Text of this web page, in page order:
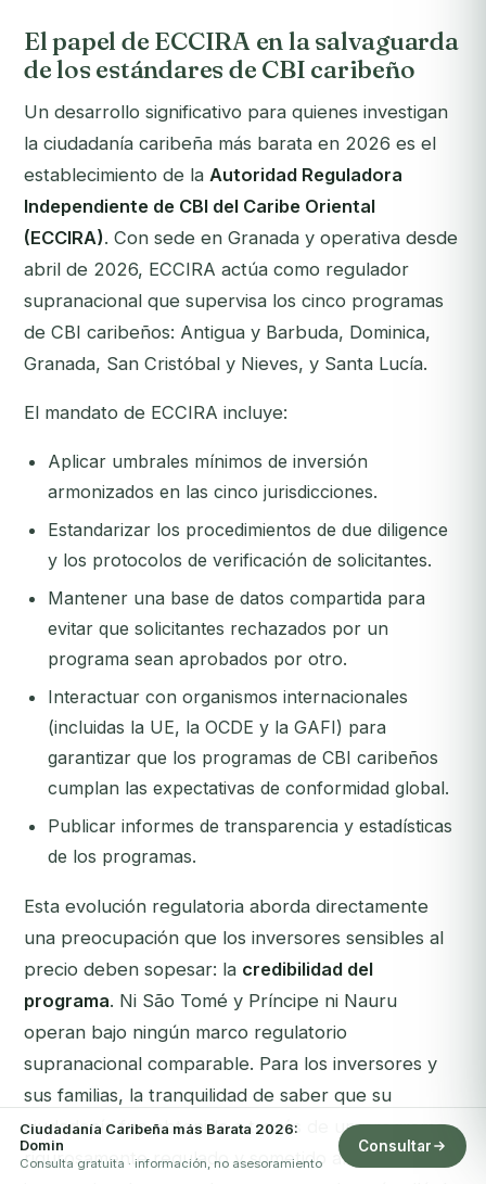
El papel de ECCIRA en la salvaguarda
de los estándares de CBI caribeño
Un desarrollo significativo para quienes investigan
la ciudadanía caribeña más barata en 2026 es el
establecimiento de la Autoridad Reguladora
Independiente de CBI del Caribe Oriental
(ECCIRA). Con sede en Granada y operativa desde
abril de 2026, ECCIRA actúa como regulador
supranacional que supervisa los cinco programas
de CBI caribeños: Antigua y Barbuda, Dominica,
Granada, San Cristóbal y Nieves, y Santa Lucía.
El mandato de ECCIRA incluye:
Aplicar umbrales mínimos de inversión
armonizados en las cinco jurisdicciones.
Estandarizar los procedimientos de due diligence
y los protocolos de verificación de solicitantes.
Mantener una base de datos compartida para
evitar que solicitantes rechazados por un
programa sean aprobados por otro.
Interactuar con organismos internacionales
(incluidas la UE, la OCDE y la GAFI) para
garantizar que los programas de CBI caribeños
cumplan las expectativas de conformidad global.
Publicar informes de transparencia y estadísticas
de los programas.
Esta evolución regulatoria aborda directamente
una preocupación que los inversores sensibles al
precio deben sopesar: la credibilidad del
programa. Ni São Tomé y Príncipe ni Nauru
operan bajo ningún marco regulatorio
supranacional comparable. Para los inversores y
sus familias, la tranquilidad de saber que su
ciudadanía fue obtenida a través de un programa
rigurosamente regulado y sometido al escrutinio
Ciudadanía Caribeña más Barata 2026:
Domin
Consulta gratuita · información, no asesoramiento
Consultar